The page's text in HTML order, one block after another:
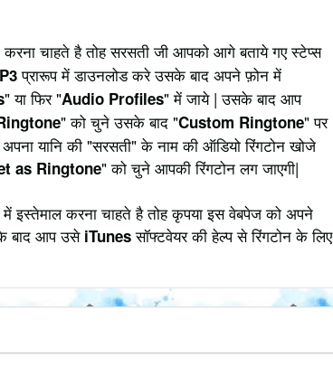
चाहते है तोह सरसती जी आपको आगे बताये गए स्टेप्स
प्रारूप में डाउनलोड करे उसके बाद अपने फ़ोन में
" या फिर "Audio Profiles" में जाये | उसके बाद आप
" को चुने उसके बाद "Custom Ringtone" पर
यानि की "सरसती" के नाम की ऑडियो रिंगटोन खोजे
as Ringtone" को चुने आपकी रिंगटोन लग जाएगी|
करना चाहते है तोह कृपया इस वेबपेज को अपने
बाद आप उसे iTunesसॉफ्टवेयर की हेल्प से रिंगटोन के लिए